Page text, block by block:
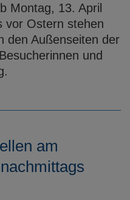
Montag, 13. April
vor Ostern stehen
den Außenseiten der
und
am